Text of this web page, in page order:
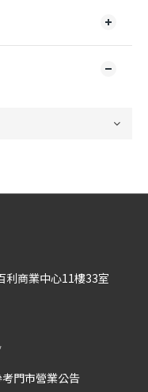
利商業中心11樓33室
門市營業公告